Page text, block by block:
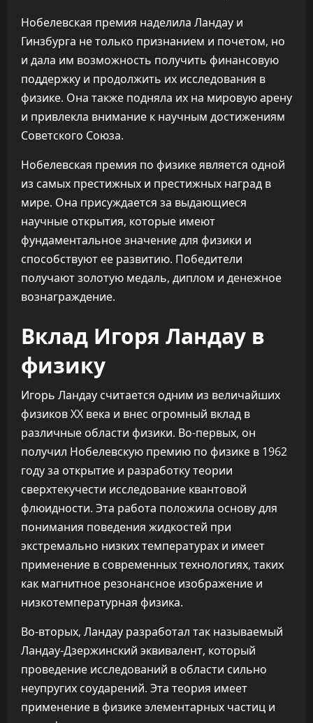
Нобелевская премия наделила Ландау и
Гинзбурга не только признанием и почетом, но
и дала им возможность получить финансовую
поддержку и продолжить их исследования в
физике. Она также подняла их на мировую арену
и привлекла внимание к научным достижениям
Советского Союза.
Нобелевская премия по физике является одной
из самых престижных и престижных наград в
мире. Она присуждается за выдающиеся
научные открытия, которые имеют
фундаментальное значение для физики и
способствуют ее развитию. Победители
получают золотую медаль, диплом и денежное
вознаграждение.
Вклад Игоря Ландау в
физику
Игорь Ландау считается одним из величайших
физиков XX века и внес огромный вклад в
различные области физики. Во-первых, он
получил Нобелевскую премию по физике в 1962
году за открытие и разработку теории
сверхтекучести исследование квантовой
флюидности. Эта работа положила основу для
понимания поведения жидкостей при
экстремально низких температурах и имеет
применение в современных технологиях, таких
как магнитное резонансное изображение и
низкотемпературная физика.
Во-вторых, Ландау разработал так называемый
Ландау-Дзержинский эквивалент, который
проведение исследований в области сильно
неупругих соударений. Эта теория имеет
применение в физике элементарных частиц и